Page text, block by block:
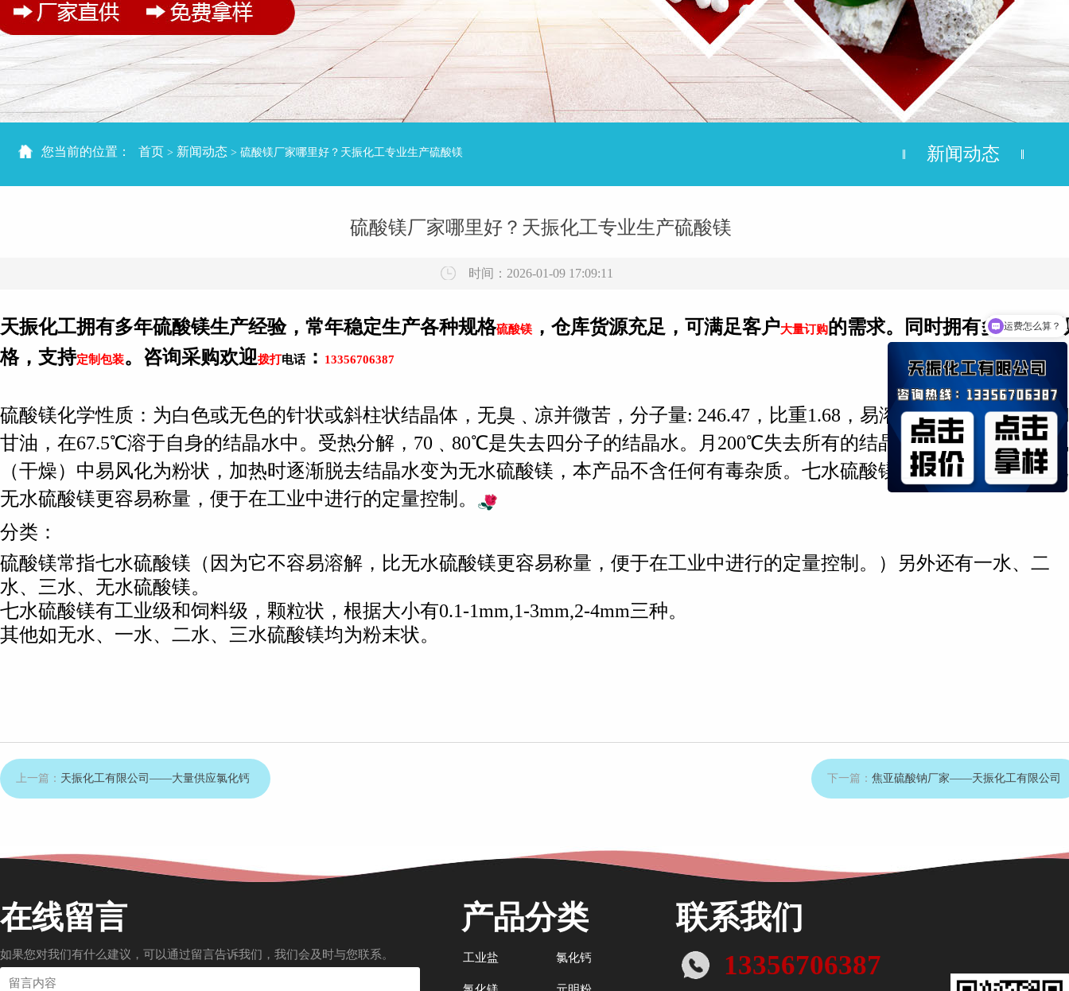
您当前的位置： 首页 > 新闻动态 > 硫酸镁厂家哪里好？天振化工专业生产硫酸镁 新闻动态
硫酸镁厂家哪里好？天振化工专业生产硫酸镁
时间：2026-01-09 17:09:11
天振化工拥有多年硫酸镁生产经验，常年稳定生产各种规格硫酸镁 ，仓库货源充足，可满足客户大量订购的需求。同时拥有多种包装
格，支持定制包装。咨询采购欢迎拨打电话： 13356706387
硫酸镁化学性质：为白色或无色的针状或斜柱状结晶体，无臭﹑凉并微苦，分子量: 246.47，比重1.68，易溶于水，微溶于乙醇和
甘油，在67.5℃溶于自身的结晶水中。受热分解，70﹑80℃是失去四分子的结晶水。月200℃失去所有的结晶水成无水物。在空气
（干燥）中易风化为粉状，加热时逐渐脱去结晶水变为无水硫酸镁，本产品不含任何有毒杂质。七水硫酸镁因为不容易溶解，比
无水硫酸镁更容易称量，便于在工业中进行的定量控制。
分类：
硫酸镁常指七水硫酸镁（因为它不容易溶解，比无水硫酸镁更容易称量，便于在工业中进行的定量控制。）另外还有一水、二
水、三水、无水硫酸镁。
七水硫酸镁有工业级和饲料级，颗粒状，根据大小有0.1-1mm,1-3mm,2-4mm三种。
其他如无水、一水、二水、三水硫酸镁均为粉末状。
上一篇： 天振化工有限公司——大量供应氯化钙 下一篇： 焦亚硫酸钠厂家——天振化工有限公司
在线留言
如果您对我们有什么建议，可以通过留言告诉我们，我们会及时与您联系。
产品分类
工业盐 氯化钙
联系我们
13356706387
运费怎么算？